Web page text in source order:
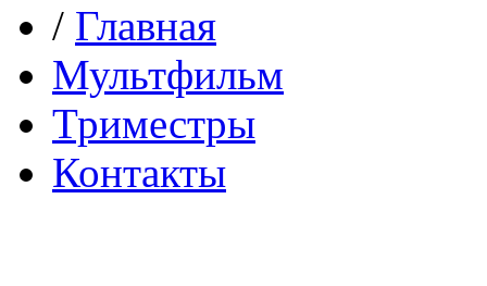
/ Главная
Мультфильм
Триместры
Контакты